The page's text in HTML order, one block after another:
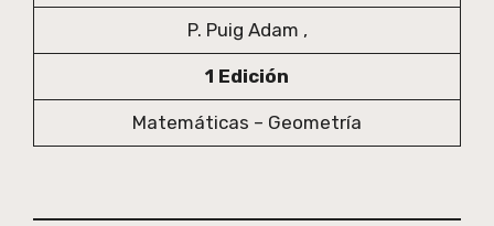
P. Puig Adam ,
1 Edición
Matemáticas – Geometría